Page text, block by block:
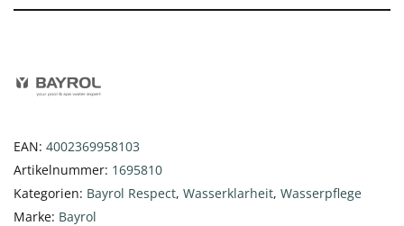
EAN: 4002369958103
Artikelnummer: 1695810
Kategorien: Bayrol Respect, Wasserklarheit, Wasserpflege
Marke: Bayrol